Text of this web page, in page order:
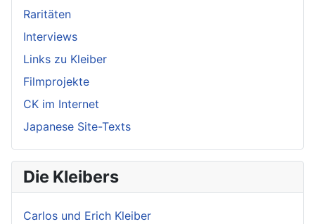
Raritäten
Interviews
Links zu Kleiber
Filmprojekte
CK im Internet
Japanese Site-Texts
Die Kleibers
Carlos und Erich Kleiber